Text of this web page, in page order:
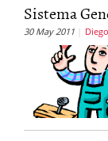
Sistema
30 May 2011